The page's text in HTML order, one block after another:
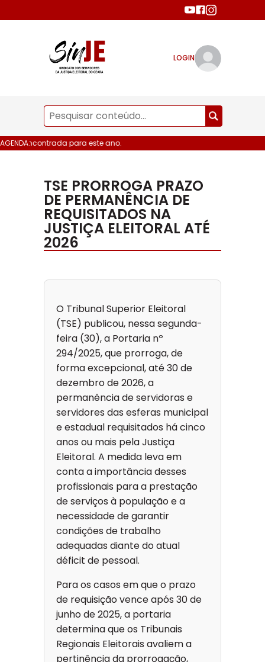
LOGIN
AGENDA:encontrada para este ano.
TSE PRORROGA PRAZO
DE PERMANÊNCIA DE
REQUISITADOS NA
JUSTIÇA ELEITORAL ATÉ
2026
O Tribunal Superior Eleitoral
(TSE) publicou, nessa segunda-
feira (30), a Portaria nº
294/2025, que prorroga, de
forma excepcional, até 30 de
dezembro de 2026, a
permanência de servidoras e
servidores das esferas municipal
e estadual requisitados há cinco
anos ou mais pela Justiça
Eleitoral. A medida leva em
conta a importância desses
profissionais para a prestação
de serviços à população e a
necessidade de garantir
condições de trabalho
adequadas diante do atual
déficit de pessoal.
Para os casos em que o prazo
de requisição vence após 30 de
junho de 2025, a portaria
determina que os Tribunais
Regionais Eleitorais avaliem a
pertinência da prorrogação,